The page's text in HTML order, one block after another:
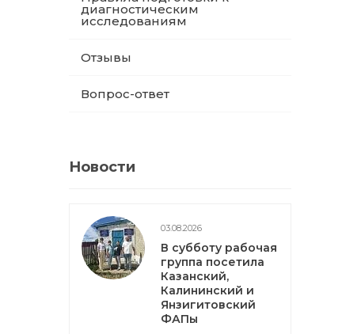
диагностическим
исследованиям
Отзывы
Вопрос-ответ
Новости
03.08.2026
В субботу рабочая
группа посетила
Казанский,
Калининский и
Янзигитовский
ФАПы